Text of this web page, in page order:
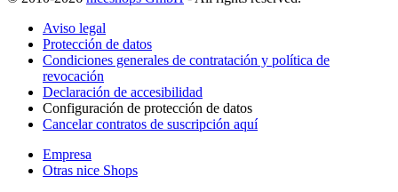
Aviso legal
Protección de datos
Condiciones generales de contratación y política de
revocación
Declaración de accesibilidad
Configuración de protección de datos
Cancelar contratos de suscripción aquí
Empresa
Otras nice Shops